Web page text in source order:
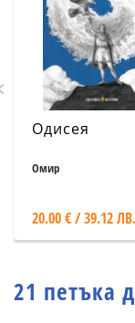
Одисея
Омир
20.00 € / 39.12 ЛВ.
21 петъка